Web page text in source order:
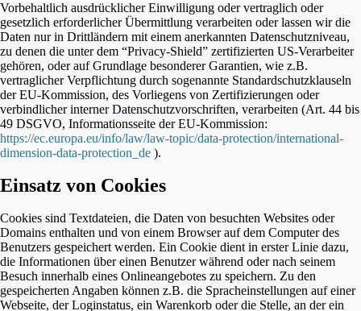
Vorbehaltlich ausdrücklicher Einwilligung oder vertraglich oder
gesetzlich erforderlicher Übermittlung verarbeiten oder lassen wir die
Daten nur in Drittländern mit einem anerkannten Datenschutzniveau,
zu denen die unter dem “Privacy-Shield” zertifizierten US-Verarbeiter
gehören, oder auf Grundlage besonderer Garantien, wie z.B.
vertraglicher Verpflichtung durch sogenannte Standardschutzklauseln
der EU-Kommission, des Vorliegens von Zertifizierungen oder
verbindlicher interner Datenschutzvorschriften, verarbeiten (Art. 44 bis
49 DSGVO, Informationsseite der EU-Kommission:
https://ec.europa.eu/info/law/law-topic/data-protection/international-
dimension-data-protection_de ).
Einsatz von Cookies
Cookies sind Textdateien, die Daten von besuchten Websites oder
Domains enthalten und von einem Browser auf dem Computer des
Benutzers gespeichert werden. Ein Cookie dient in erster Linie dazu,
die Informationen über einen Benutzer während oder nach seinem
Besuch innerhalb eines Onlineangebotes zu speichern. Zu den
gespeicherten Angaben können z.B. die Spracheinstellungen auf einer
Webseite, der Loginstatus, ein Warenkorb oder die Stelle, an der ein